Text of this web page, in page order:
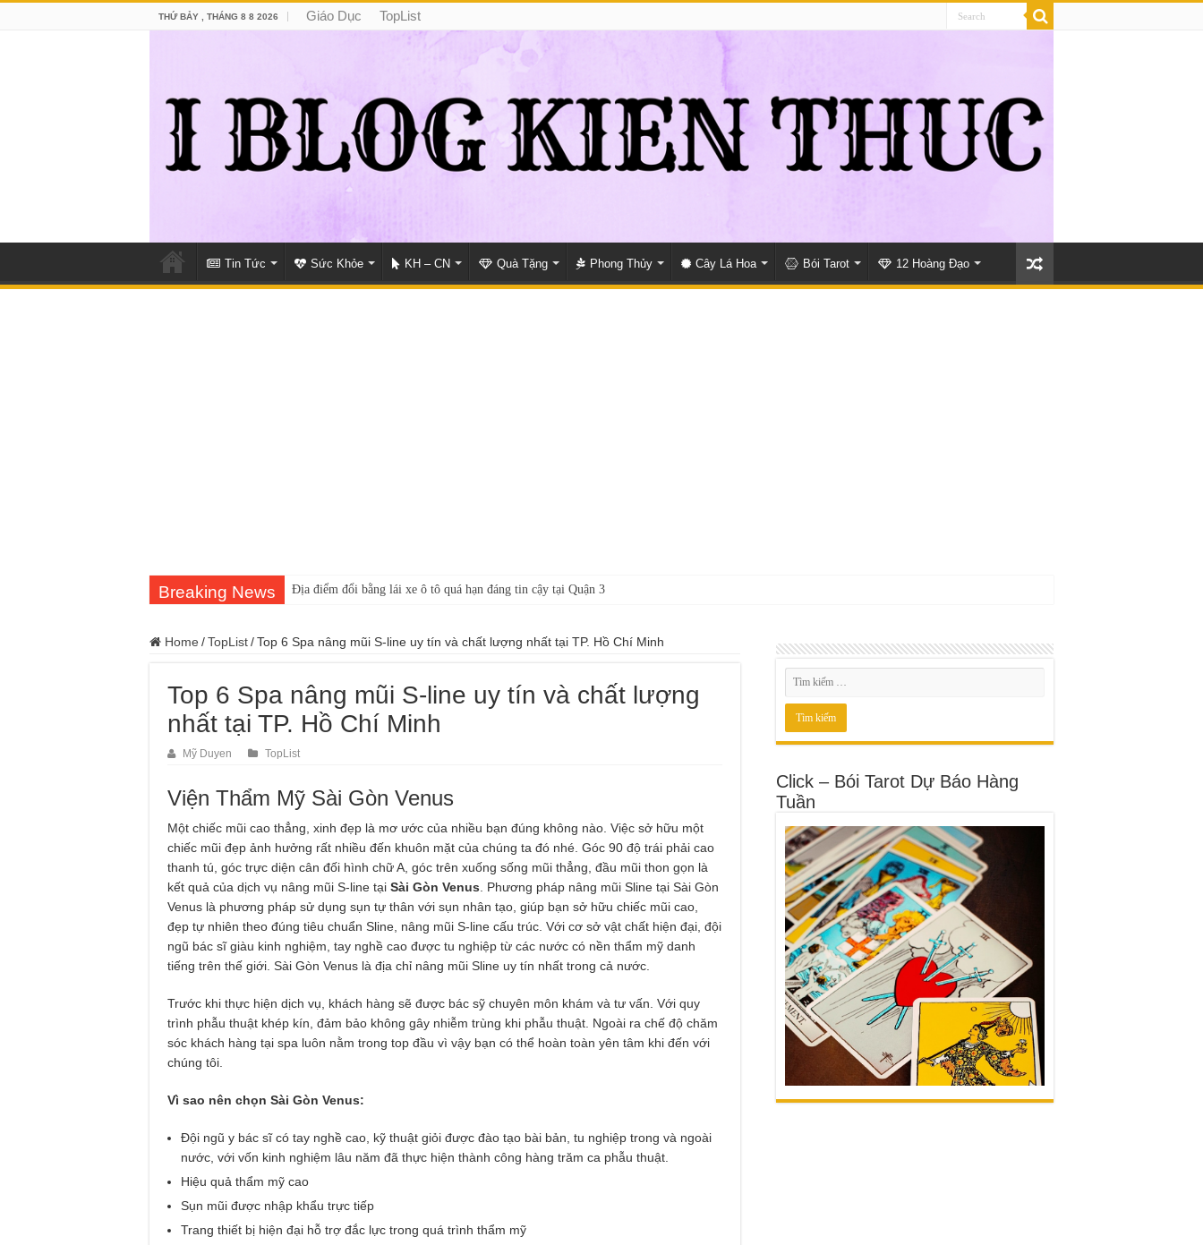
THỨ BẢY , THÁNG 8 8 2026 Giáo Dục TopList
Tin Tức Sức Khỏe KH – CN Quà Tặng Phong Thủy Cây Lá Hoa Bói Tarot 12 Hoàng Đạo
Breaking News Địa điểm đổi bằng lái xe ô tô quá hạn đáng tin cậy tại Quận 3
Home /TopList/Top 6 Spa nâng mũi S-line uy tín và chất lượng nhất tại TP. Hồ Chí Minh
Top 6 Spa nâng mũi S-line uy tín và chất lượng
nhất tại TP. Hồ Chí Minh
Mỹ Duyen TopList
Viện Thẩm Mỹ Sài Gòn Venus
Một chiếc mũi cao thẳng, xinh đẹp là mơ ước của nhiều bạn đúng không nào. Việc sở hữu một
chiếc mũi đẹp ảnh hưởng rất nhiều đến khuôn mặt của chúng ta đó nhé. Góc 90 độ trái phải cao
thanh tú, góc trực diện cân đối hình chữ A, góc trên xuống sống mũi thẳng, đầu mũi thon gọn là
kết quả của dịch vụ nâng mũi S-line tại Sài Gòn Venus . Phương pháp nâng mũi Sline tại Sài Gòn
Venus là phương pháp sử dụng sụn tự thân với sụn nhân tạo, giúp bạn sở hữu chiếc mũi cao,
đẹp tự nhiên theo đúng tiêu chuẩn Sline, nâng mũi S-line cấu trúc. Với cơ sở vật chất hiện đại, đội
ngũ bác sĩ giàu kinh nghiệm, tay nghề cao được tu nghiệp từ các nước có nền thẩm mỹ danh
tiếng trên thế giới. Sài Gòn Venus là địa chỉ nâng mũi Sline uy tín nhất trong cả nước.
Trước khi thực hiện dịch vụ, khách hàng sẽ được bác sỹ chuyên môn khám và tư vấn. Với quy
trình phẫu thuật khép kín, đảm bảo không gây nhiễm trùng khi phẫu thuật. Ngoài ra chế độ chăm
sóc khách hàng tại spa luôn nằm trong top đầu vì vậy bạn có thể hoàn toàn yên tâm khi đến với
chúng tôi.
Vì sao nên chọn Sài Gòn Venus:
Đội ngũ y bác sĩ có tay nghề cao, kỹ thuật giỏi được đào tạo bài bản, tu nghiệp trong và ngoài
nước, với vốn kinh nghiệm lâu năm đã thực hiện thành công hàng trăm ca phẫu thuật.
Hiệu quả thẩm mỹ cao
Sụn mũi được nhập khẩu trực tiếp
Trang thiết bị hiện đại hỗ trợ đắc lực trong quá trình thẩm mỹ
Click – Bói Tarot Dự Báo Hàng
Tuần